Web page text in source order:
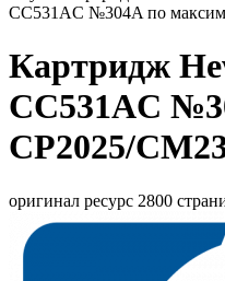
CC531AC №304A по
Картридж
CC531AC
CP2025/
оригинал ресурс 2800